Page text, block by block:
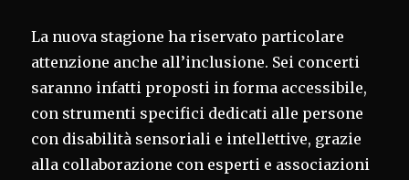
La nuova stagione ha riservato particolare
attenzione anche all’inclusione. Sei concerti
saranno infatti proposti in forma accessibile,
con strumenti specifici dedicati alle persone
con disabilità sensoriali e intellettive, grazie
alla collaborazione con esperti e associazioni